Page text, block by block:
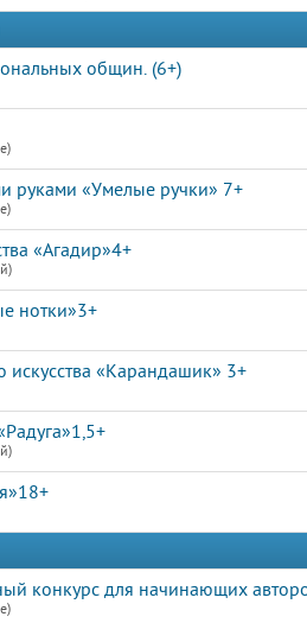
общин. (6+)
руками «Умелые ручки» 7+
«Агадир»4+
нотки»3+
искусства «Карандашик» 3+
конкурс для начинающих